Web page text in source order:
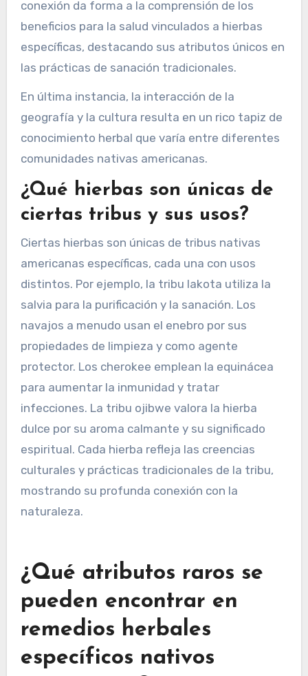
Por ejemplo, las regiones áridas favorecen
plantas resistentes a la sequía como la salvia,
mientras que las áreas húmedas apoyan hierbas
como la raíz de malvavisco. Las prácticas
culturales también se adaptan a estas
condiciones geográficas, llevando a aplicaciones
herbales únicas que reflejan el conocimiento
ambiental local.
La importancia cultural de estas hierbas está
profundamente arraigada en la relación entre
las tribus nativas americanas y su tierra. Esta
conexión da forma a la comprensión de los
beneficios para la salud vinculados a hierbas
específicas, destacando sus atributos únicos en
las prácticas de sanación tradicionales.
geografía y la cultura resulta en un rico tapiz de
¿Qué hierbas son únicas de
ciertas tribus y sus usos?
navajos a menudo usan el enebro por sus
propiedades de limpieza y como agente
protector. Los cherokee emplean la equinácea
para aumentar la inmunidad y tratar
infecciones. La tribu ojibwe valora la hierba
dulce por su aroma calmante y su significado